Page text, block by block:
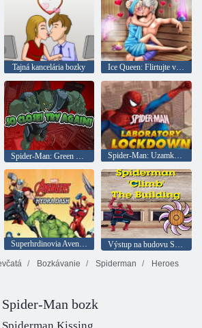
Tajná kancelária bozky Ice Queen: Flirtujte v saune
Spider-Man: Green Goblin Chaos Spider-Man: Uzamknutie laboratória
Superhrdinovia Avengers Hydra Prielom
Výstup na budovu Spidermana
Bozkávanie Spiderman
Heroes
Spider-Man bozk